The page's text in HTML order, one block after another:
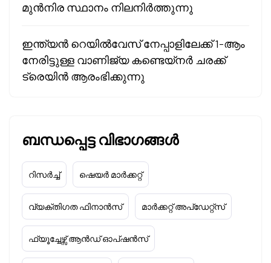
മുൻനിര സ്ഥാനം നിലനിർത്തുന്നു
ഇന്ത്യൻ റെയിൽവേസ് നേപ്പാളിലേക്ക് 1-ആം
നേരിട്ടുള്ള വാണിജ്യ കണ്ടെയ്‌നർ ചരക്ക്
ട്രെയിൻ ആരംഭിക്കുന്നു
ബന്ധപ്പെട്ട വിഭാഗങ്ങൾ
റിസർച്ച് ഷെയർ മാർക്കറ്റ്
വ്യക്തിഗത ഫിനാൻസ് മാർക്കറ്റ് അപ്‌ഡേറ്റ്സ്
ഫ്യൂച്ചേഴ്സ് ആൻഡ് ഓപ്ഷൻസ്